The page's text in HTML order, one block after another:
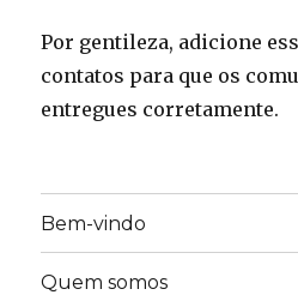
Por gentileza, adicione
contatos para que os
entregues corretamente.
Bem-vindo
Quem somos